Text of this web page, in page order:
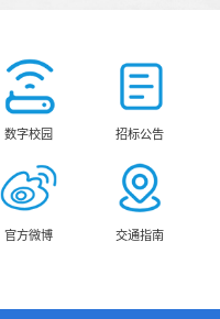
数字校园 招标公告
官方微博 交通指南